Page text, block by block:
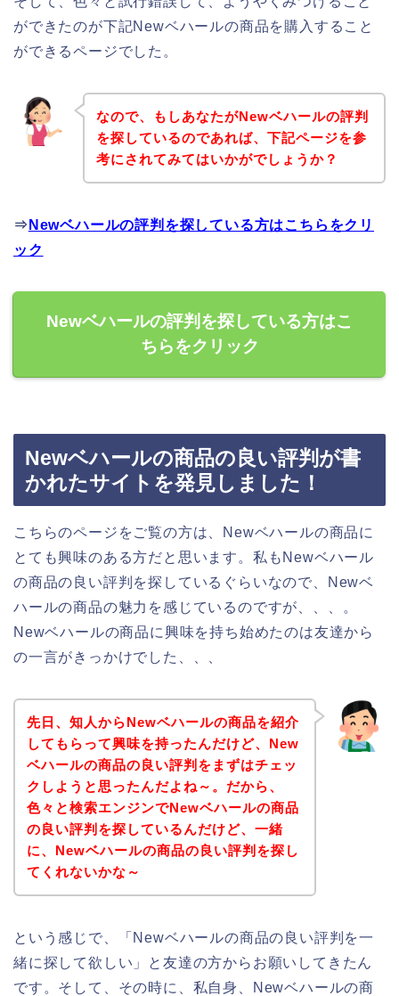
ができたのが下記Newベハールの商品を購入すること
ができるページでした。
なので、もしあなたがNewベハールの評判
を探しているのであれば、下記ページを参
考にされてみてはいかがでしょうか？
⇒ Newベハールの評判を探している方はこちらをクリ
ック
Newベハールの評判を探している方はこ
ちらをクリック
Newベハールの商品の良い評判が書
かれたサイトを発見しました！
こちらのページをご覧の方は、Newベハールの商品に
とても興味のある方だと思います。私もNewベハール
の商品の良い評判を探しているぐらいなので、Newベ
ハールの商品の魅力を感じているのですが、、、。
Newベハールの商品に興味を持ち始めたのは友達から
の一言がきっかけでした、、、
先日、知人からNewベハールの商品を紹介
してもらって興味を持ったんだけど、New
ベハールの商品の良い評判をまずはチェッ
クしようと思ったんだよね～。だから、
色々と検索エンジンでNewベハールの商品
の良い評判を探しているんだけど、一緒
に、Newベハールの商品の良い評判を探し
てくれないかな～
という感じで、「Newベハールの商品の良い評判を一
緒に探して欲しい」と友達の方からお願いしてきたん
です。そして、その時に、私自身、Newベハールの商